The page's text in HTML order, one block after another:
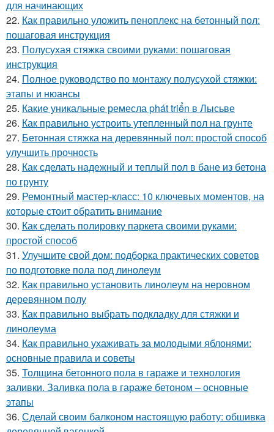
для начинающих
22. Как правильно уложить пеноплекс на бетонный пол:
пошаговая инструкция
23. Полусухая стяжка своими руками: пошаговая
инструкция
24. Полное руководство по монтажу полусухой стяжки:
этапы и нюансы
25. Какие уникальные ремесла phát triển в Лысьве
26. Как правильно устроить утепленный пол на грунте
27. Бетонная стяжка на деревянный пол: простой способ
улучшить прочность
28. Как сделать надежный и теплый пол в бане из бетона
по грунту
29. Ремонтный мастер-класс: 10 ключевых моментов, на
которые стоит обратить внимание
30. Как сделать полировку паркета своими руками:
простой способ
31. Улучшите свой дом: подборка практических советов
по подготовке пола под линолеум
32. Как правильно установить линолеум на неровном
деревянном полу
33. Как правильно выбрать подкладку для стяжки и
линолеума
34. Как правильно ухаживать за молодыми яблонями:
основные правила и советы
35. Толщина бетонного пола в гараже и технология
заливки. Заливка пола в гараже бетоном – основные
этапы
36. Сделай своим балконом настоящую работу: обшивка